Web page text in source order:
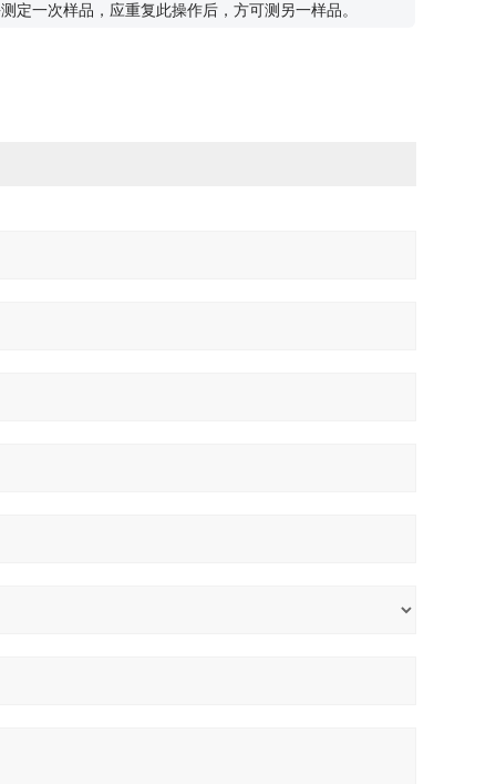
一次样品，应重复此操作后，方可测另一样品。